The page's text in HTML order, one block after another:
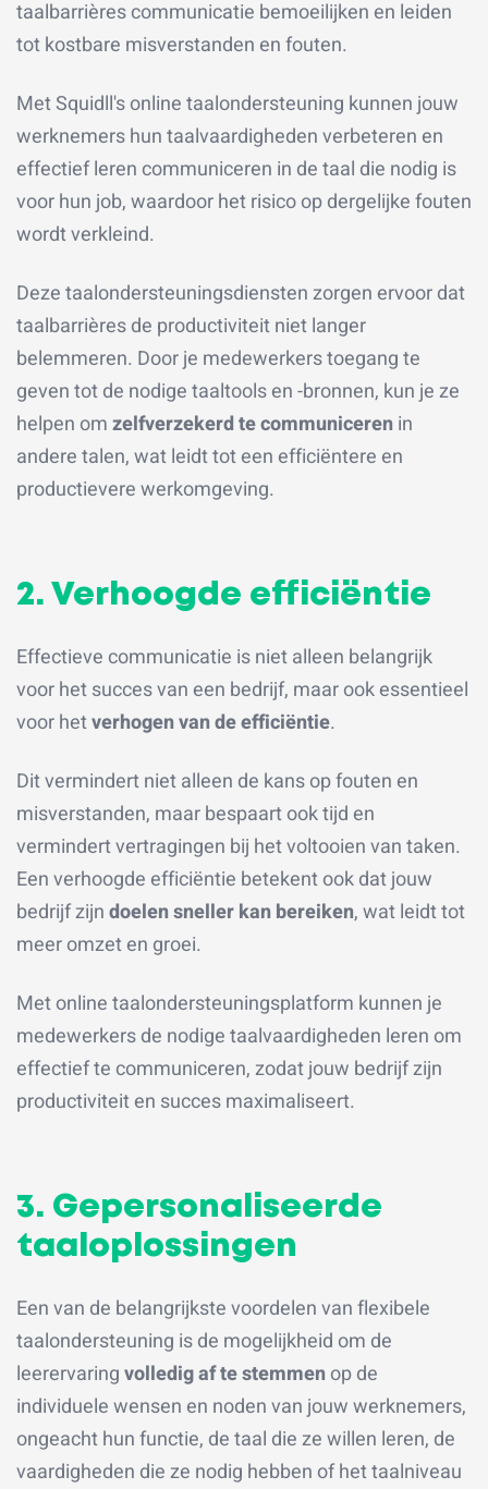
taalbarrières communicatie bemoeilijken en leiden
tot kostbare misverstanden en fouten.
Met Squidll's online taalondersteuning kunnen jouw
werknemers hun taalvaardigheden verbeteren en
effectief leren communiceren in de taal die nodig is
voor hun job, waardoor het risico op dergelijke fouten
wordt verkleind.
Deze taalondersteuningsdiensten zorgen ervoor dat
taalbarrières de productiviteit niet langer
belemmeren. Door je medewerkers toegang te
geven tot de nodige taaltools en -bronnen, kun je ze
helpen omzelfverzekerd te communicerenin
andere talen, wat leidt tot een efficiëntere en
productievere werkomgeving.
2. Verhoogde efficiëntie
Effectieve communicatie is niet alleen belangrijk
voor het succes van een bedrijf, maar ook essentieel
voor hetverhogen van de efficiëntie.
Dit vermindert niet alleen de kans op fouten en
misverstanden, maar bespaart ook tijd en
vermindert vertragingen bij het voltooien van taken.
Een verhoogde efficiëntie betekent ook dat jouw
bedrijf zijndoelen sneller kan bereiken, wat leidt tot
meer omzet en groei.
Met online taalondersteuningsplatform kunnen je
medewerkers de nodige taalvaardigheden leren om
effectief te communiceren, zodat jouw bedrijf zijn
productiviteit en succes maximaliseert.
3. Gepersonaliseerde
taaloplossingen
Een van de belangrijkste voordelen van flexibele
taalondersteuning is de mogelijkheid om de
leerervaringvolledig af te stemmenop de
individuele wensen en noden van jouw werknemers,
ongeacht hun functie, de taal die ze willen leren, de
vaardigheden die ze nodig hebben of het taalniveau